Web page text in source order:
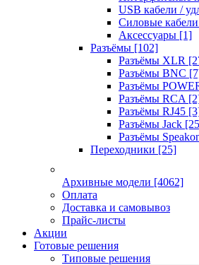
USB кабели /
Силовые кабели
Аксессуары [1]
Разъёмы [102]
Разъёмы XLR
Разъёмы BNC
Разъёмы
Разъёмы RCA
Разъёмы RJ45
Разъёмы Jack
Разъёмы
Переходники [25]
Архивные модели [4062]
Оплата
Доставка и самовывоз
Прайс-листы
Акции
Готовые решения
Типовые решения